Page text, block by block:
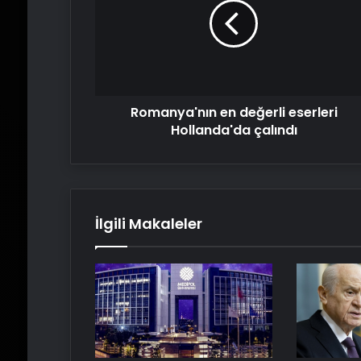
Romanya'nın en değerli eserleri
Hollanda'da çalındı
İlgili Makaleler